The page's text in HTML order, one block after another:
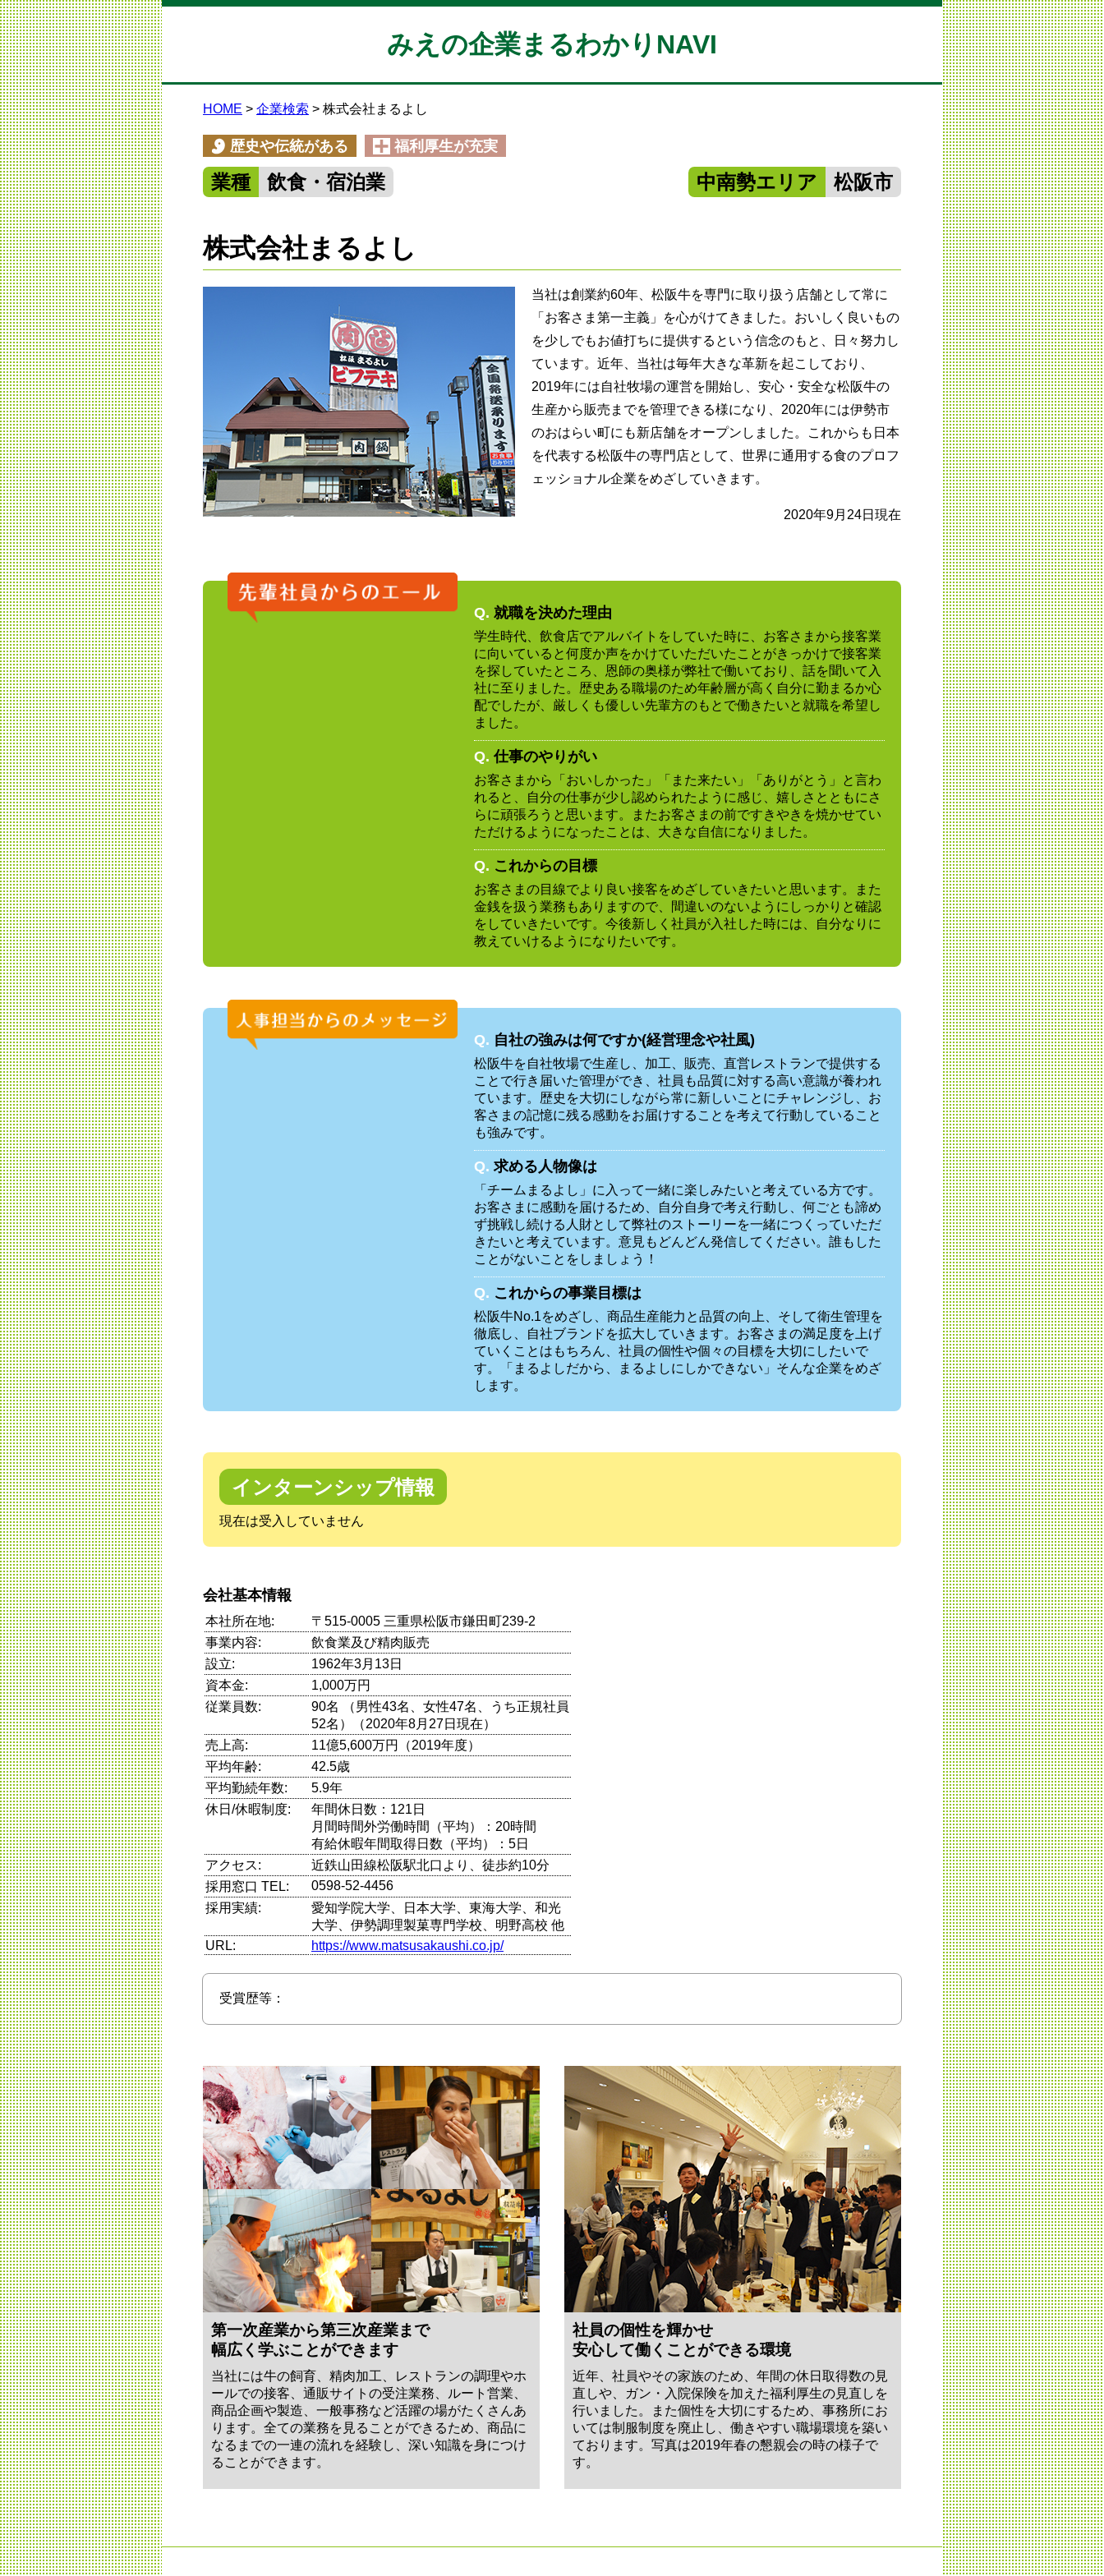
みえの企業まるわかりNAVI
HOME 企業検索 株式会社まるよし
歴史や伝統がある 福利厚生が充実
業種 飲食・宿泊業 中南勢エリア 松阪市
株式会社まるよし
当社は創業約60年、松阪牛を専門に取り扱う店舗として常に
「お客さま第一主義」を心がけてきました。おいしく良いもの
を少しでもお値打ちに提供するという信念のもと、日々努力し
ています。近年、当社は毎年大きな革新を起こしており、
2019年には自社牧場の運営を開始し、安心・安全な松阪牛の
生産から販売までを管理できる様になり、2020年には伊勢市
のおはらい町にも新店舗をオープンしました。これからも日本
を代表する松阪牛の専門店として、世界に通用する食のプロフ
ェッショナル企業をめざしていきます。
2020年9月24日現在
Q. 就職を決めた理由
学生時代、飲食店でアルバイトをしていた時に、お客さまから接客業
に向いていると何度か声をかけていただいたことがきっかけで接客業
を探していたところ、恩師の奥様が弊社で働いており、話を聞いて入
社に至りました。歴史ある職場のため年齢層が高く自分に勤まるか心
配でしたが、厳しくも優しい先輩方のもとで働きたいと就職を希望し
ました。
Q. 仕事のやりがい
お客さまから「おいしかった」「また来たい」「ありがとう」と言わ
れると、自分の仕事が少し認められたように感じ、嬉しさとともにさ
らに頑張ろうと思います。またお客さまの前ですきやきを焼かせてい
ただけるようになったことは、大きな自信になりました。
Q. これからの目標
お客さまの目線でより良い接客をめざしていきたいと思います。また
金銭を扱う業務もありますので、間違いのないようにしっかりと確認
をしていきたいです。今後新しく社員が入社した時には、自分なりに
教えていけるようになりたいです。
Q. 自社の強みは何ですか(経営理念や社風)
松阪牛を自社牧場で生産し、加工、販売、直営レストランで提供する
ことで行き届いた管理ができ、社員も品質に対する高い意識が養われ
ています。歴史を大切にしながら常に新しいことにチャレンジし、お
客さまの記憶に残る感動をお届けすることを考えて行動していること
も強みです。
Q. 求める人物像は
「チームまるよし」に入って一緒に楽しみたいと考えている方です。
お客さまに感動を届けるため、自分自身で考え行動し、何ごとも諦め
ず挑戦し続ける人財として弊社のストーリーを一緒につくっていただ
きたいと考えています。意見もどんどん発信してください。誰もした
ことがないことをしましょう！
Q. これからの事業目標は
松阪牛No.1をめざし、商品生産能力と品質の向上、そして衛生管理を
徹底し、自社ブランドを拡大していきます。お客さまの満足度を上げ
ていくことはもちろん、社員の個性や個々の目標を大切にしたいで
す。「まるよしだから、まるよしにしかできない」そんな企業をめざ
します。
インターンシップ情報
現在は受入していません
会社基本情報
本社所在地:
〒515-0005 三重県松阪市鎌田町239-2
事業内容:
飲食業及び精肉販売
設立:
1962年3月13日
資本金:
1,000万円
従業員数:
90名 （男性43名、女性47名、うち正規社員
52名）（2020年8月27日現在）
売上高:
11億5,600万円（2019年度）
平均年齢:
42.5歳
平均勤続年数:
5.9年
休日/休暇制度:
年間休日数：121日
月間時間外労働時間（平均）：20時間
有給休暇年間取得日数（平均）：5日
アクセス:
近鉄山田線松阪駅北口より、徒歩約10分
採用窓口 TEL:
0598-52-4456
採用実績:
愛知学院大学、日本大学、東海大学、和光
大学、伊勢調理製菓専門学校、明野高校 他
URL:
https://www.matsusakaushi.co.jp/
受賞歴等：
第一次産業から第三次産業まで
幅広く学ぶことができます
当社には牛の飼育、精肉加工、レストランの調理やホ
ールでの接客、通販サイトの受注業務、ルート営業、
商品企画や製造、一般事務など活躍の場がたくさんあ
ります。全ての業務を見ることができるため、商品に
なるまでの一連の流れを経験し、深い知識を身につけ
ることができます。
社員の個性を輝かせ
安心して働くことができる環境
近年、社員やその家族のため、年間の休日取得数の見
直しや、ガン・入院保険を加えた福利厚生の見直しを
行いました。また個性を大切にするため、事務所にお
いては制服制度を廃止し、働きやすい職場環境を築い
ております。写真は2019年春の懇親会の時の様子で
す。